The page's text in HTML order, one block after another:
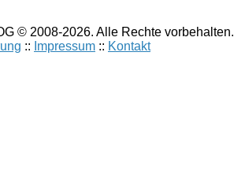
© 2008-2026. Alle Rechte vorbehalten.
:: Impressum :: Kontakt